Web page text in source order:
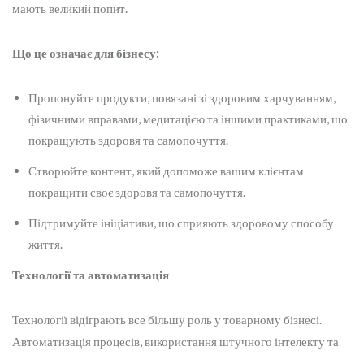
мають великий попит.
Що це означає для бізнесу:
Пропонуйте продукти, повязані зі здоровим харчуванням,
фізичними вправами, медитацією та іншими практиками, що
покращують здоровя та самопочуття.
Створюйте контент, який допоможе вашим клієнтам
покращити своє здоровя та самопочуття.
Підтримуйте ініціативи, що сприяють здоровому способу
життя.
Технології та автоматизація
Технології відіграють все більшу роль у товарному бізнесі.
Автоматизація процесів, використання штучного інтелекту та